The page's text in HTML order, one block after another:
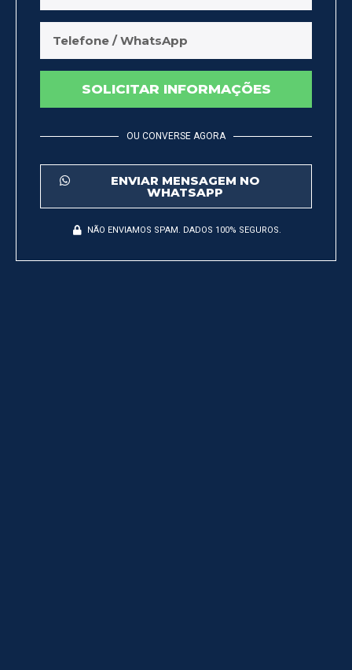
SOLICITAR INFORMAÇÕES
OU CONVERSE AGORA
ENVIAR MENSAGEM NO
WHATSAPP
NÃO ENVIAMOS SPAM. DADOS 100% SEGUROS.